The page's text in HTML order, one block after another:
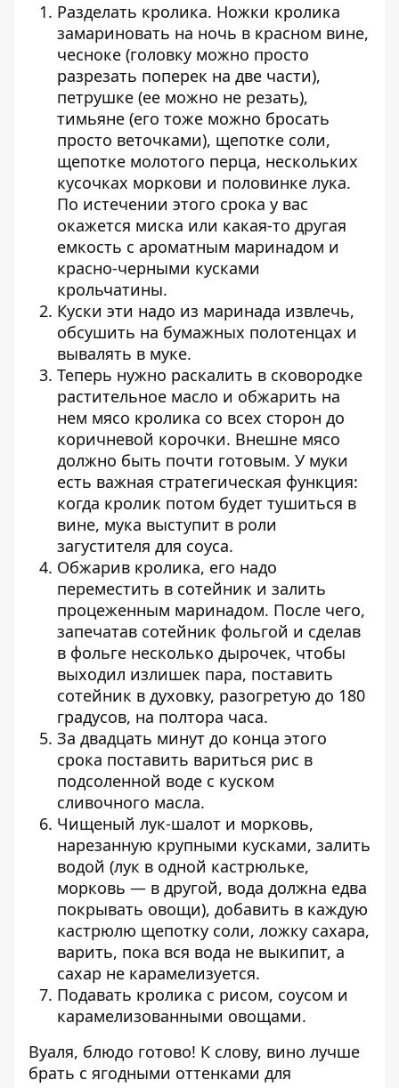
Разделать кролика. Ножки кролика
замариновать на ночь в красном вине,
чесноке (головку можно просто
разрезать поперек на две части),
петрушке (ее можно не резать),
тимьяне (его тоже можно бросать
просто веточками), щепотке соли,
щепотке молотого перца, нескольких
кусочках моркови и половинке лука.
По истечении этого срока у вас
окажется миска или какая-то другая
емкость с ароматным маринадом и
красно-черными кусками
крольчатины.
Куски эти надо из маринада извлечь,
обсушить на бумажных полотенцах и
вывалять в муке.
Теперь нужно раскалить в сковородке
растительное масло и обжарить на
нем мясо кролика со всех сторон до
коричневой корочки. Внешне мясо
должно быть почти готовым. У муки
есть важная стратегическая функция:
когда кролик потом будет тушиться в
вине, мука выступит в роли
загустителя для соуса.
Обжарив кролика, его надо
переместить в сотейник и залить
процеженным маринадом. После чего,
запечатав сотейник фольгой и сделав
в фольге несколько дырочек, чтобы
выходил излишек пара, поставить
сотейник в духовку, разогретую до 180
гра­дусов, на полтора часа.
За двадцать минут до конца этого
срока поставить вариться рис в
подсоленной воде с куском
сливочного масла.
Чищеный лук-шалот и морковь,
нарезанную крупными кусками, залить
водой (лук в одной кастрюльке,
морковь — в другой, вода должна едва
покрывать овощи), добавить в каждую
кастрюлю щепотку соли, ложку ­сахара,
варить, пока вся вода не выкипит, а
сахар не карамелизуется.
Подавать кролика с рисом, соусом и
карамелизованными овощами.
Вуаля, блюдо готово! К слову, вино лучше
брать с ягодными оттенками для